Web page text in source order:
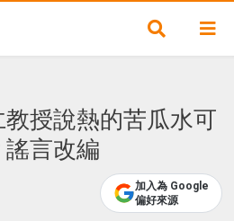
教授說熱的苦瓜水可
言改編
加入為 Google
偏好來源